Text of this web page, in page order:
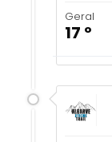
Geral
17 º